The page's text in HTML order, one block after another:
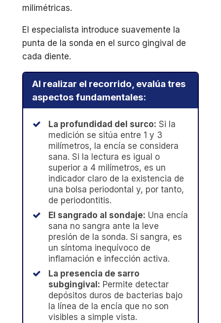
milimétricas.
El especialista introduce suavemente la
punta de la sonda en el surco gingival de
cada diente.
Al realizar el recorrido, evalúa tres
aspectos fundamentales:
La profundidad del surco: Si la
medición se sitúa entre 1 y 3
milímetros, la encía se considera
sana. Si la lectura es igual o
superior a 4 milímetros, es un
indicador claro de la existencia de
una bolsa periodontal y, por tanto,
de periodontitis.
El sangrado al sondaje: Una encía
sana no sangra ante la leve
presión de la sonda. Si sangra, es
un síntoma inequívoco de
inflamación e infección activa.
La presencia de sarro
subgingival: Permite detectar
depósitos duros de bacterias bajo
la línea de la encía que no son
visibles a simple vista.